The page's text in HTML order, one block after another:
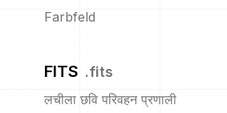
Farbfeld
FITS .fits
लचीला छवि परिवहन प्रणाली